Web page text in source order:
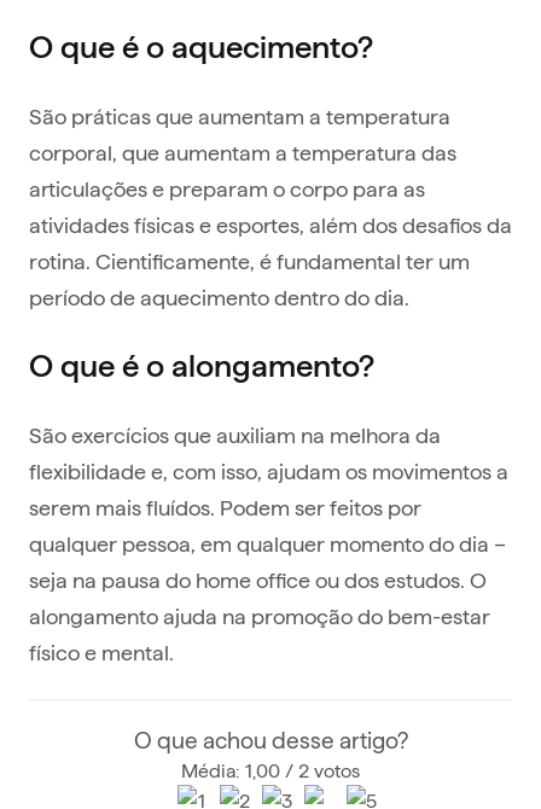
O que é o aquecimento?
São práticas que aumentam a temperatura
corporal, que aumentam a temperatura das
articulações e preparam o corpo para as
atividades físicas e esportes, além dos desafios da
rotina. Cientificamente, é fundamental ter um
período de aquecimento dentro do dia.
O que é o alongamento?
São exercícios que auxiliam na melhora da
flexibilidade e, com isso, ajudam os movimentos a
serem mais fluídos. Podem ser feitos por
qualquer pessoa, em qualquer momento do dia –
seja na pausa do home office ou dos estudos. O
alongamento ajuda na promoção do bem-estar
físico e mental.
O que achou desse artigo?
Média: 1,00 / 2 votos